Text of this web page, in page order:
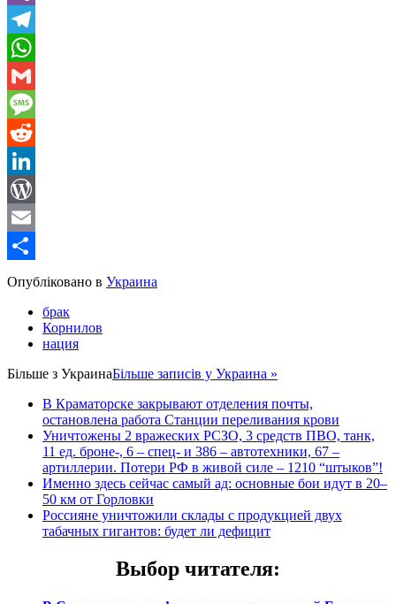
Viber
Telegram
WhatsApp
Gmail
Message
Reddit
LinkedIn
WordPress
Email
Share
Опубліковано в Украина
брак
Корнилов
нация
Більше з УкраинаБільше записів у Украина »
В Краматорске закрывают отделения почты,
остановлена работа Станции переливания крови
Уничтожены 2 вражеских РСЗО, 3 средств ПВО, танк,
11 ед. броне-, 6 – спец- и 386 – автотехники, 67 –
артиллерии. Потери РФ в живой силе – 1210 “штыков”!
Именно здесь сейчас самый ад: основные бои идут в 20–
50 км от Горловки
Россияне уничтожили склады с продукцией двух
табачных гигантов: будет ли дефицит
Выбор читателя: